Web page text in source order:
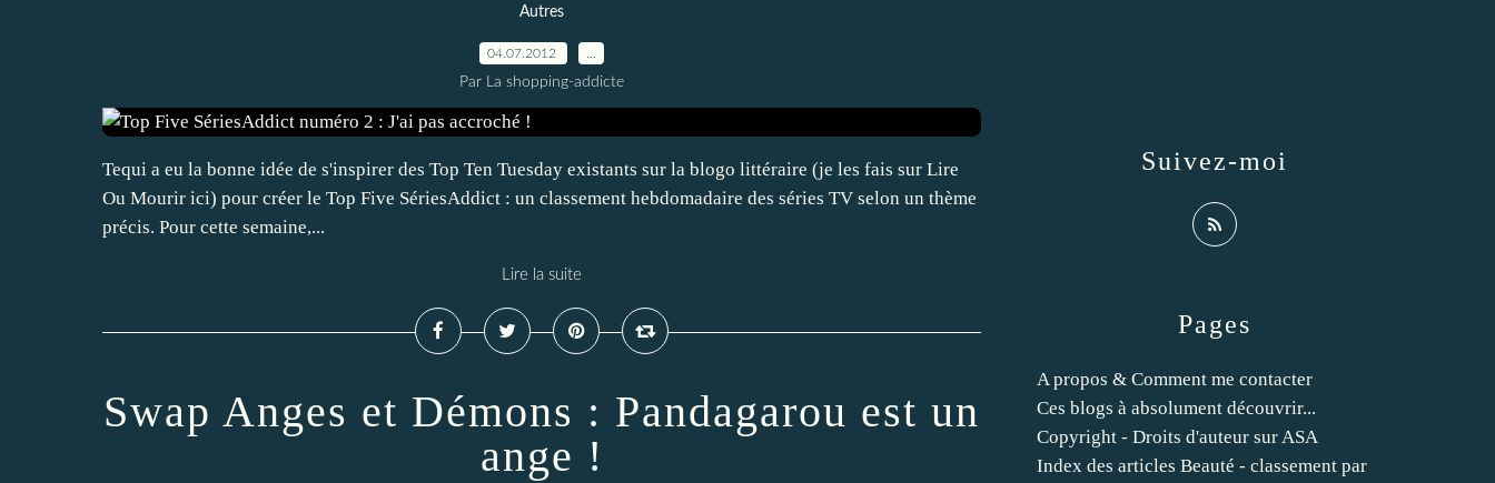
Autres
04.07.2012
Par La shopping-addicte
Tequi a eu la bonne idée de s'inspirer des Top Ten Tuesday existants sur la blogo littéraire (je les fais sur Lire
Ou Mourir ici) pour créer le Top Five SériesAddict : un classement hebdomadaire des séries TV selon un thème
précis. Pour cette semaine,...
Lire la suite
Swap Anges et Démons : Pandagarou est un
ange !
Pages
A propos & Comment me contacter
Ces blogs à absolument découvrir...
Copyright - Droits d'auteur sur ASA
Index des articles Beauté - classement par
Suivez-moi